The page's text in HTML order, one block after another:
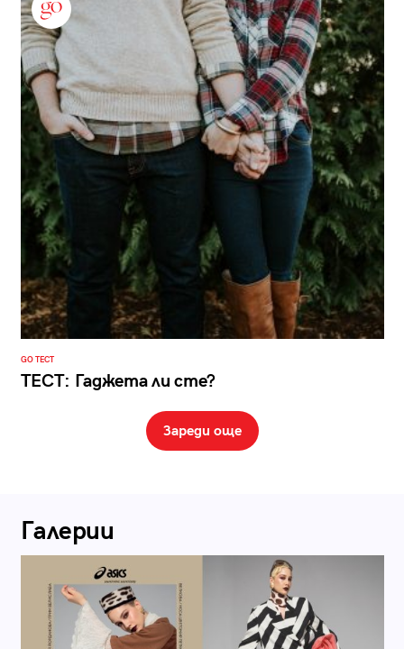
GO ТЕСТ
ТЕСТ: Гаджета ли сте?
Зареди още
Галерии